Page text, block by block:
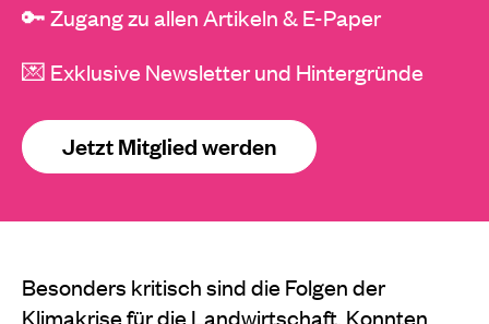
🔑 Zugang zu allen Artikeln & E-Paper
💌 Exklusive Newsletter und Hintergründe
Jetzt Mitglied werden
Besonders kritisch sind die Folgen der
Klimakrise für die Landwirtschaft. Konnten